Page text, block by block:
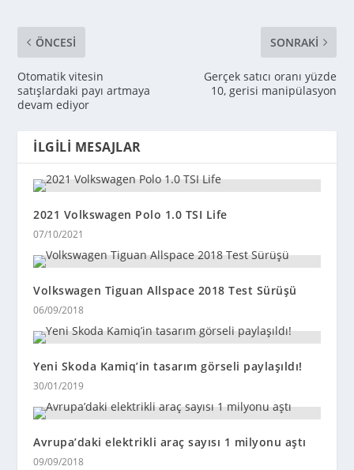
ÖNCESI
Otomatik vitesin
satışlardaki payı artmaya
devam ediyor
SONRAKI
Gerçek satıcı oranı yüzde
10, gerisi manipülasyon
İLGILI MESAJLAR
2021 Volkswagen Polo 1.0 TSI Life
07/10/2021
Volkswagen Tiguan Allspace 2018 Test Sürüşü
06/09/2018
Yeni Skoda Kamiq’in tasarım görseli paylaşıldı!
30/01/2019
Avrupa’daki elektrikli araç sayısı 1 milyonu aştı
09/09/2018